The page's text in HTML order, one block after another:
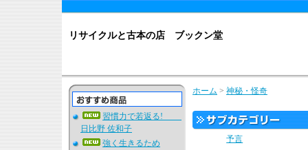
リサイクルと古本の店 ブックン堂
習慣力で若返る!
日比野 佐和子
強く生きるため
ホーム > 神秘・怪奇
予言